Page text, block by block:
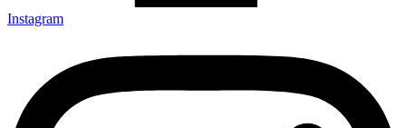
Instagram